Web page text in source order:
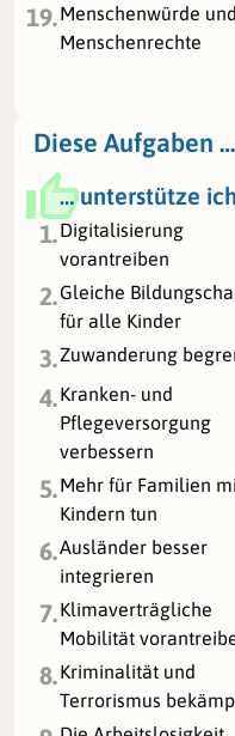
19.Menschenwürde und
Menschenrechte
Diese Aufgaben …
… unterstütze ich
1.Digitalisierung
vorantreiben
2.Gleiche
für alle Kinder
3.Zuwanderung
4.Kranken- und
Pflegeversorgung
verbessern
5.Mehr für Familien
Kindern tun
6.Ausländer besser
integrieren
7.Klimaverträgliche
Mobilität
8.Kriminalität und
Terrorismus